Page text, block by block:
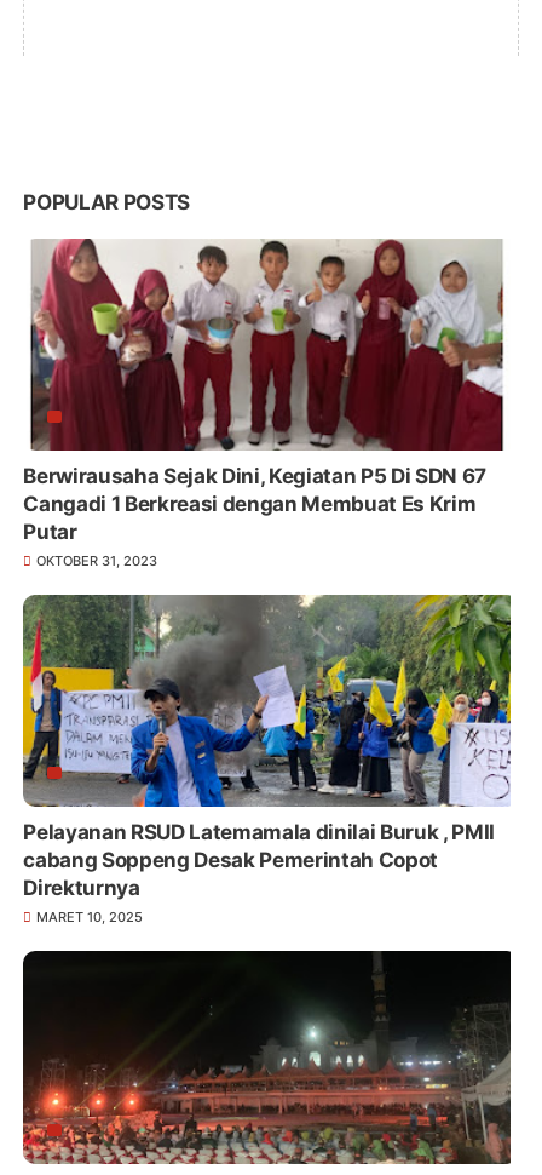
POPULAR POSTS
Berwirausaha Sejak Dini, Kegiatan P5 Di SDN 67
Cangadi 1 Berkreasi dengan Membuat Es Krim
Putar
OKTOBER 31, 2023
Pelayanan RSUD Latemamala dinilai Buruk , PMII
cabang Soppeng Desak Pemerintah Copot
Direkturnya
MARET 10, 2025